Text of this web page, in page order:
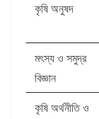
কৃষি অনুষদ
মৎস্য ও সমুদ্র
বিজ্ঞান
কৃষি অর্থনীতি ও